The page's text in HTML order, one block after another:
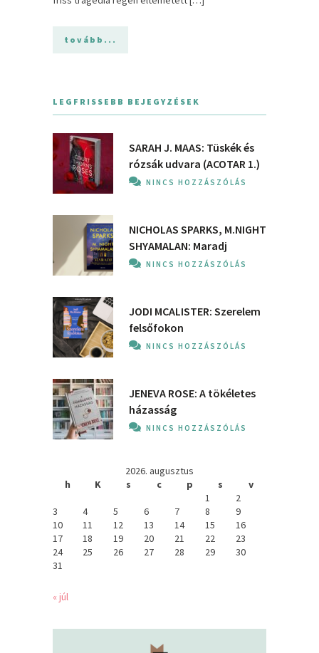
tovább...
LEGFRISSEBB BEJEGYZÉSEK
SARAH J. MAAS: Tüskék és
rózsák udvara (ACOTAR 1.)
NINCS HOZZÁSZÓLÁS
NICHOLAS SPARKS, M.NIGHT
SHYAMALAN: Maradj
NINCS HOZZÁSZÓLÁS
JODI MCALISTER: Szerelem
felsőfokon
NINCS HOZZÁSZÓLÁS
JENEVA ROSE: A ​tökéletes
házasság
NINCS HOZZÁSZÓLÁS
2026. augusztus
h
K s c p s
v
1
2
3
4 5 6 7 8
9
10
11 12 13 14 15
16
17
18 19 20 21 22
23
24
25 26 27 28 29
30
31
« júl